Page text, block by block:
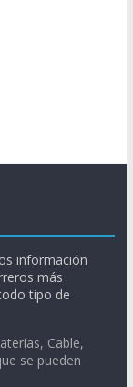
información
más
tipo de
Cable,
se pueden